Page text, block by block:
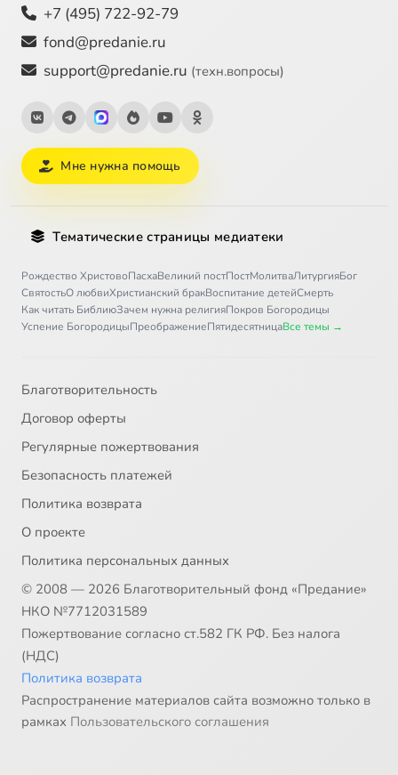
+7 (495) 722-92-79
fond@predanie.ru
support@predanie.ru (техн.вопросы)
Мне нужна помощь
Тематические страницы медиатеки
Рождество ХристовоПасхаВеликий постПостМолитваЛитургияБог
СвятостьО любвиХристианский бракВоспитание детейСмерть
Как читать БиблиюЗачем нужна религияПокров Богородицы
Успение БогородицыПреображениеПятидесятницаВсе темы →
Благотворительность
Договор оферты
Регулярные пожертвования
Безопасность платежей
Политика возврата
О проекте
Политика персональных данных
© 2008 — 2026 Благотворительный фонд «Предание»
НКО №7712031589
Пожертвование согласно ст.582 ГК РФ. Без налога
(НДС)
Политика возврата
Распространение материалов сайта возможно только в
рамках Пользовательского соглашения